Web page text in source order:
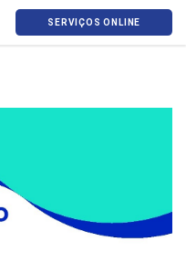
SERVIÇOS ONLINE